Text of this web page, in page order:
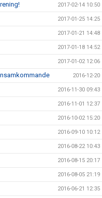
2017-02-14 10:50
2017-01-25 14:25
2017-01-21 14:48
2017-01-18 14:52
2017-01-02 12:06
2016-12-20
2016-11-30 09:43
2016-11-01 12:37
2016-10-02 15:20
2016-09-10 10:12
2016-08-22 10:43
2016-08-15 20:17
2016-08-05 21:19
2016-06-21 12:35